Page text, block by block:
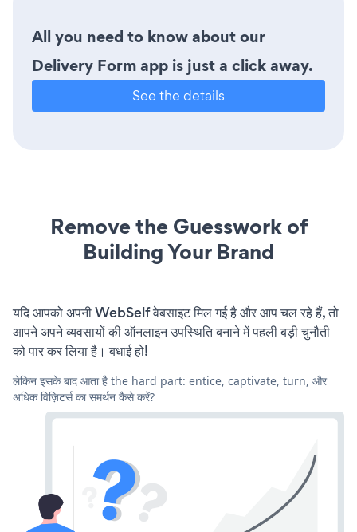
All you need to know about our
Delivery Form app is just a click away.
See the details
Remove the Guesswork of
Building Your Brand
यदि आपको अपनी WebSelf वेबसाइट मिल गई है और आप चल रहे हैं, तो
आपने अपने व्यवसायों की ऑनलाइन उपस्थिति बनाने में पहली बड़ी चुनौती
को पार कर लिया है। बधाई हो!
लेकिन इसके बाद आता है the hard part: entice, captivate, turn, और
अधिक विज़िटर्स का समर्थन कैसे करें?